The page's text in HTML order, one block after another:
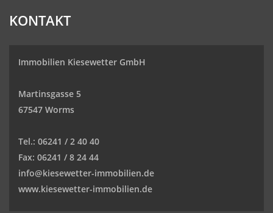
KONTAKT
Immobilien Kiesewetter GmbH
Martinsgasse 5
67547 Worms
Tel.: 06241 / 2 40 40
Fax: 06241 / 8 24 44
info@kiesewetter-immobilien.de
www.kiesewetter-immobilien.de